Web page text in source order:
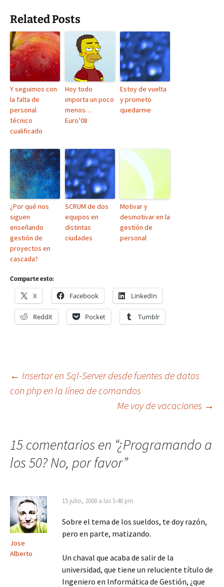
Related Posts
Y seguimos con
la falta de
personal
técnico
cualificado
Hoy todo
importa un poco
menos…
Euro’08
Estoy de vuelta
y prometo
quedarme
¿Por qué nos
siguen
enseñando
gestión de
proyectos en
cascada?
SCRUM de dos
equipos en
distintas
ciudades
Motivar y
desmotivar en la
gestión de
personal
Comparte esto:
X Facebook LinkedIn
Reddit Pocket Tumblr
Navegación
entradas
← Insertar en Sql-Server desde fuentes de datos
con php en la línea de comandos
Me voy de vacaciones →
15 comentarios en “¿Programando a
los 50? No, por favor”
Jose
Alberto
15 julio, 2008 a las 5:40 pm
Sobre el tema de los sueldos, te doy razón,
pero en parte, matizando.
Un chaval que acaba de salir de la
universidad, que tiene un reluciente título de
Ingeniero en Informática de Gestión, ¿que